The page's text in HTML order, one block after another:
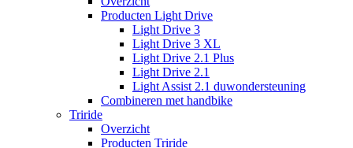
Producten Light Drive
Light Drive 3
Light Drive 3 XL
Light Drive 2.1 Plus
Light Drive 2.1
Light Assist 2.1 duwondersteuning
Combineren met handbike
Triride
Overzicht
Producten Triride